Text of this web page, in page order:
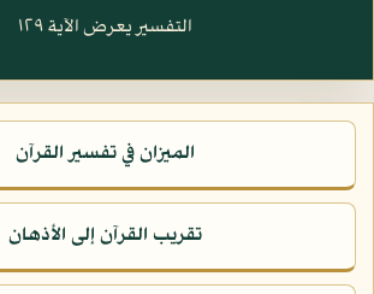
التفسير يعرض الآية ١٢٩
الميزان في تفسير القرآن
تقريب القرآن إلى الأذهان